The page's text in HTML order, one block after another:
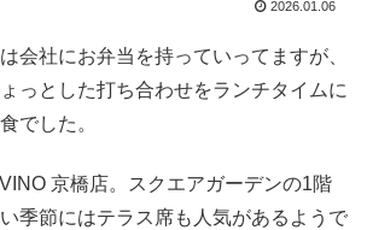
2026.01.06
会社にお弁当を持っていってますが、
っとした打ち合わせをランチタイムに
でした。
京橋店。スクエアガーデンの1階
季節にはテラス席も人気があるようで